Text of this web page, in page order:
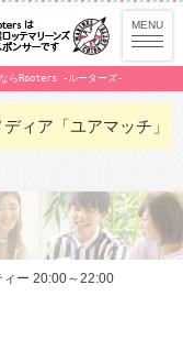
ならRooters -ルーターズ-
ィア「ユアマッチ」
ィー 20:00～22:00